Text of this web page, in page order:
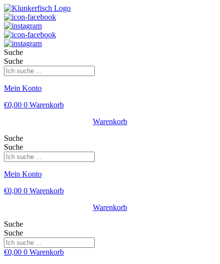
Suche
Suche
Mein Konto
€0,00 0 Warenkorb
Warenkorb
Suche
Suche
Mein Konto
€0,00 0 Warenkorb
Warenkorb
Suche
Suche
€0,00 0 Warenkorb